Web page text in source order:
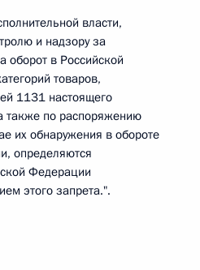
власти,
и надзору за
оборот в Российской
товаров,
1131 настоящего
также по распоряжению
их обнаружения в обороте
определяются
Федерации
этого запрета.".